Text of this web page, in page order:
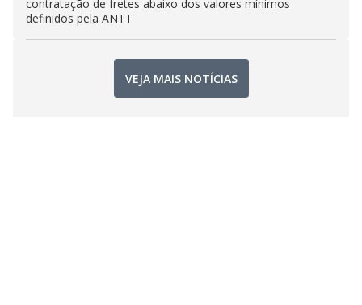
contratação de fretes abaixo dos valores mínimos
definidos pela ANTT
VEJA MAIS NOTÍCIAS